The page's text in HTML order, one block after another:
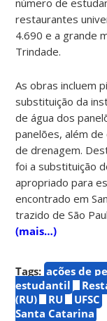
restaurantes
4.690 e a grande
Trindade.
As obras incluem
substituição da
de água dos
panelões, além
de drenagem.
foi a substituição
apropriado para
encontrado em
trazido de São
(mais…)
Tags: ações de
estudantil
(RU)
RU UFSC
Santa Catarina